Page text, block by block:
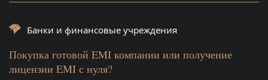
Банки и финансовые учреждения
Покупка готовой EMI компании или получение
лицензии EMI с нуля?